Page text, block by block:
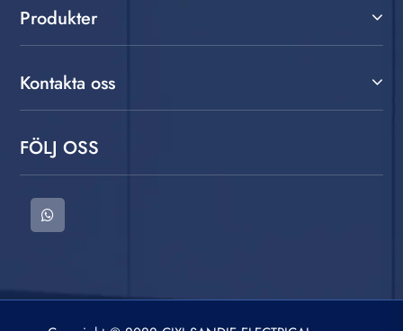
Produkter
Kontakta oss
FÖLJ OSS